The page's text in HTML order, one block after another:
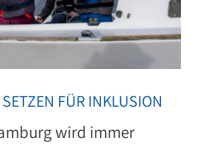
FÜR INKLUSION
wird immer